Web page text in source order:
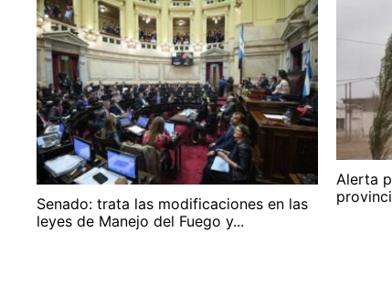
Senado: trata las modificaciones en las
leyes de Manejo del Fuego y...
Alerta